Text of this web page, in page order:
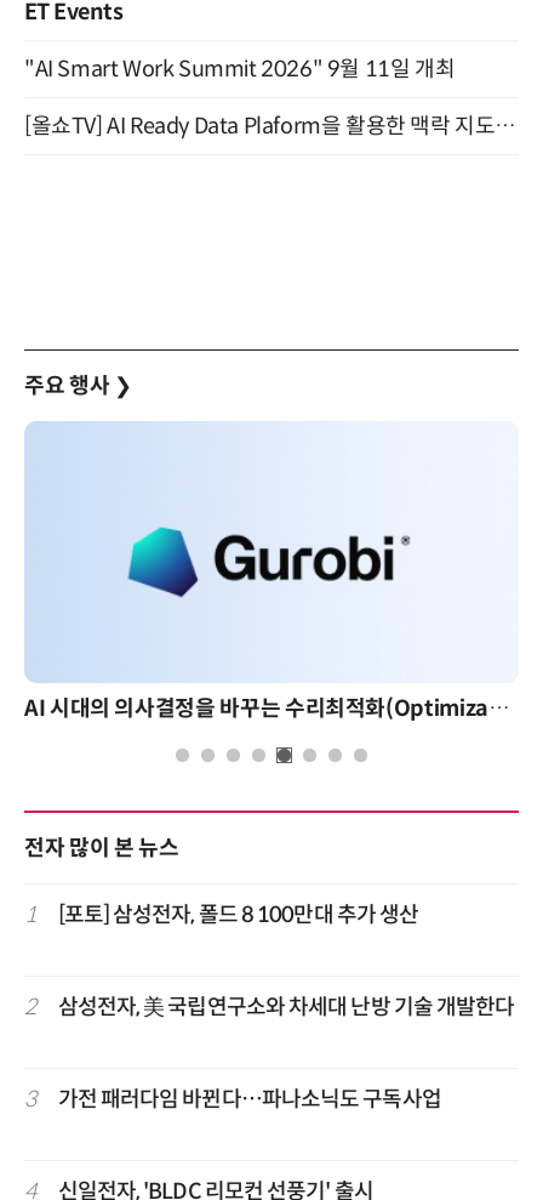
ET Events
"AI Smart Work Summit 2026" 9월 11일 개최
[올쇼TV] AI Ready Data Plaform을 활용한 맥락 지도 구축 방안과 실제 데모 소개 (8/25 생방송)
주요 행사 ❯
AI 시대의 의사결정을 바꾸는 수리최적화(Optimization): 실제 산업 적용 사례와 활용 전략
전자 많이 본 뉴스
1 [포토] 삼성전자, 폴드 8 100만대 추가 생산
2 삼성전자, 美 국립연구소와 차세대 난방 기술 개발한다
3 가전 패러다임 바뀐다…파나소닉도 구독사업
4 신일전자, 'BLDC 리모컨 선풍기' 출시